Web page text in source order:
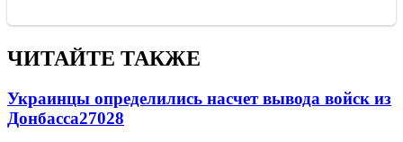
ЧИТАЙТЕ ТАКЖЕ
Украинцы определились насчет вывода войск из
Донбасса27028